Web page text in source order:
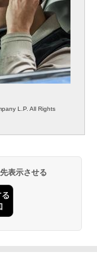
L.P. All Rights
表示させる